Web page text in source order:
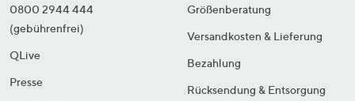
0800 2944 444
(gebührenfrei)
QLive
Presse
Größenberatung
Versandkosten & Lieferung
Bezahlung
Rücksendung & Entsorgung